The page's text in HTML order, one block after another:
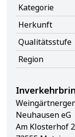
Kategorie
Herkunft
Qualitätsstufe
Region
Neuhausen eG
Am Klosterhof 2